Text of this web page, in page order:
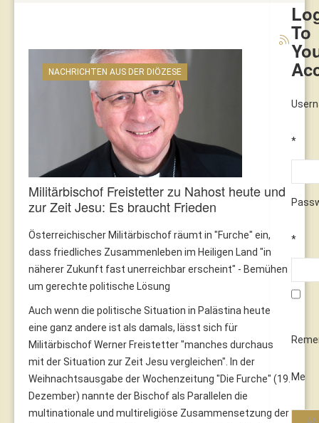
To
*
*
Me
NACHRICHTEN AUS DER DIÖZESE
Militärbischof Freistetter zu Nahost heute und
zur Zeit Jesu: Es braucht Frieden
Österreichischer Militärbischof räumt in "Furche" ein,
dass friedliches Zusammenleben im Heiligen Land "in
näherer Zukunft fast unerreichbar erscheint" - Bemühen
um gerechte politische Lösung
Auch wenn die politische Situation in Palästina heute
eine ganz andere ist als damals, lässt sich für
Militärbischof Werner Freistetter "manches durchaus
mit der Situation zur Zeit Jesu vergleichen". In der
Weihnachtsausgabe der Wochenzeitung "Die Furche" (19.
Dezember) nannte der Bischof als Parallelen die
multinationale und multireligiöse Zusammensetzung der